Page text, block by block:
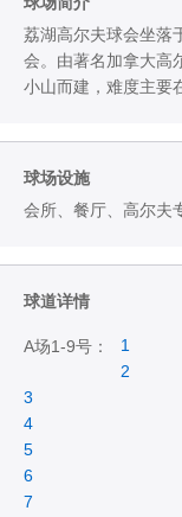
荔湖高尔夫球会坐落
会。由著名加拿大高
小山而建，难度主要
球场设施
会所、餐厅、高尔夫
球道详情
A场1-9号：
1
2
3
4
5
6
7